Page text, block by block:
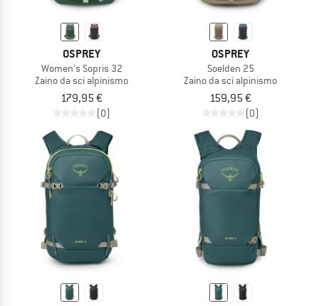
OSPREY
Women's Sopris 32
Zaino da sci alpinismo
179,95 €
(0)
OSPREY
Soelden 25
Zaino da sci alpinismo
159,95 €
(0)